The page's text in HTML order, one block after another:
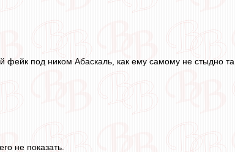
под ником Абаскаль, как ему самому не стыдно
не показать.